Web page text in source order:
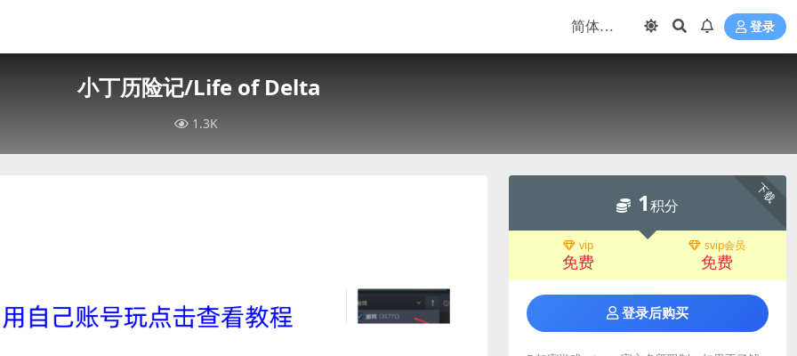
登录
小丁历险记/Life of Delta
1.3K
下载
1积分
vip
免费
svip会员
免费
登录后购买